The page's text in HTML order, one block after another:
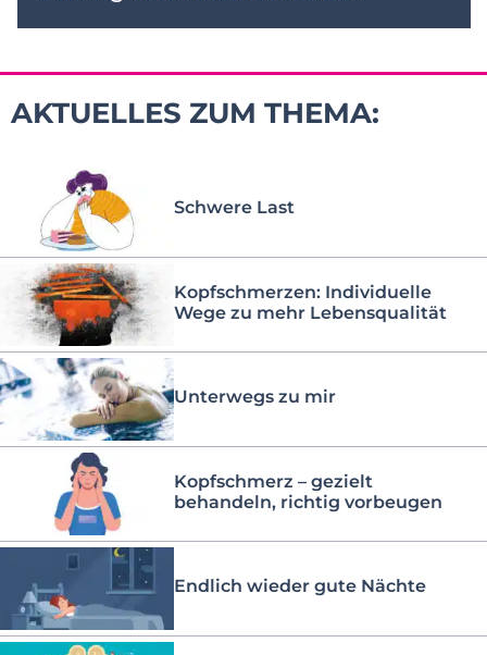
AKTUELLES ZUM THEMA:
Schwere Last
Kopfschmerzen: Individuelle
Wege zu mehr Lebensqualität
Unterwegs zu mir
Kopfschmerz – gezielt
behandeln, richtig vorbeugen
Endlich wieder gute Nächte